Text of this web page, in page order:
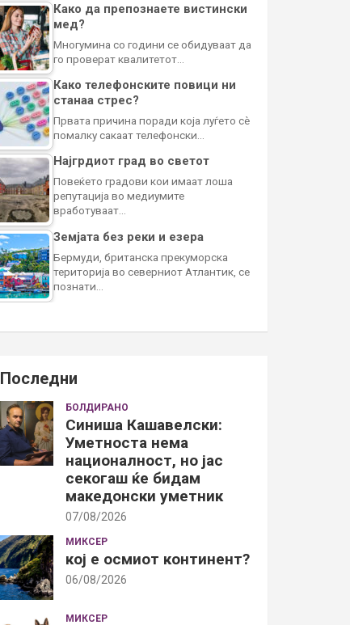
Како да препознаете вистински
мед?
Многумина со години се обидуваат да
го проверат квалитетот…
Како телефонските повици ни
станаа стрес?
Првата причина поради која луѓето сè
помалку сакаат телефонски…
Најгрдиот град во светот
Повеќето градови кои имаат лоша
репутација во медиумите
вработуваат…
Земјата без реки и езера
Бермуди, британска прекуморска
територија во северниот Атлантик, се
познати…
Последни
БОЛДИРАНО
Синиша Кашавелски:
Уметноста нема
националност, но јас
секогаш ќе бидам
македонски уметник
07/08/2026
МИКСЕР
кој е осмиот континент?
06/08/2026
МИКСЕР